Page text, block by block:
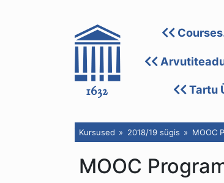
Tartu
Kursused 2018/19 sügis MOOC
MOOC